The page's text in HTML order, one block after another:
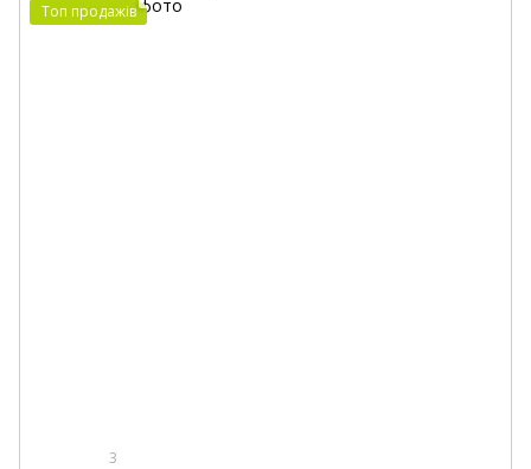
Топ продажів
3